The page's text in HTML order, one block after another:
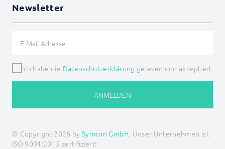
LCN_SwitchMemory
LCN_SwitchRelay
Matter
Mennekes
Möhlenhoff Alpha 2
OCPP
OPC UA
Newsletter
Ich habe die Datenschutzerklärung gelesen und akzeptiert
ANMELDEN
© Copyright 2026 by Symcon GmbH, Unser Unternehmen ist
ISO 9001:2015 zertifiziert!